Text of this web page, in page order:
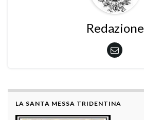
Redazione
LA SANTA MESSA TRIDENTINA